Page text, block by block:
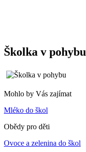
Školka v pohybu
Mohlo by Vás zajímat
Mléko do škol
Obědy pro děti
Ovoce a zelenina do škol